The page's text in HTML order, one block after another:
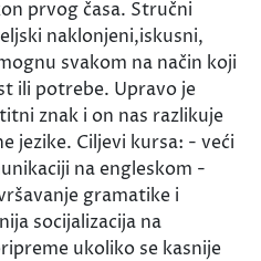
prvog časa. Stručni
naklonjeni,iskusni,
svakom na način koji
ili potrebe. Upravo je
znak i on nas razlikuje
jezike. Ciljevi kursa: - veći
na engleskom -
gramatike i
socijalizacija na
ukoliko se kasnije